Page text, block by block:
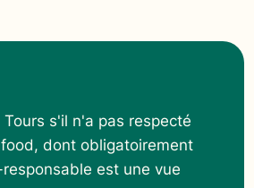
s'il n'a pas respecté
dont obligatoirement
est une vue